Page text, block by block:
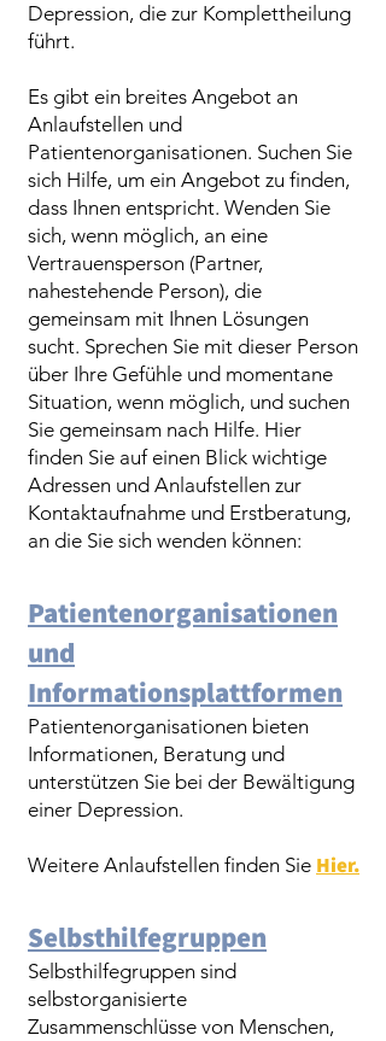
Depression, die zur Komplettheilung
führt.
Es gibt ein breites Angebot an
Anlaufstellen und
Patientenorganisationen. Suchen Sie
sich Hilfe, um ein Angebot zu finden,
dass Ihnen entspricht. Wenden Sie
sich, wenn möglich, an eine
Vertrauensperson (Partner,
nahestehende Person), die
gemeinsam mit Ihnen Lösungen
sucht. Sprechen Sie mit dieser Person
über Ihre Gefühle und momentane
Situation, wenn möglich, und suchen
Sie gemeinsam nach Hilfe. Hier
finden Sie auf einen Blick wichtige
Adressen und Anlaufstellen zur
Kontaktaufnahme und Erstberatung,
an die Sie sich wenden können:
Patientenorganisationen
und
Informationsplattformen
Patientenorganisationen bieten
Informationen, Beratung und
unterstützen Sie bei der Bewältigung
einer Depression.
Weitere Anlaufstellen finden Sie Hier.
Selbsthilfegruppen
Selbsthilfegruppen sind
selbstorganisierte
Zusammenschlüsse von Menschen,